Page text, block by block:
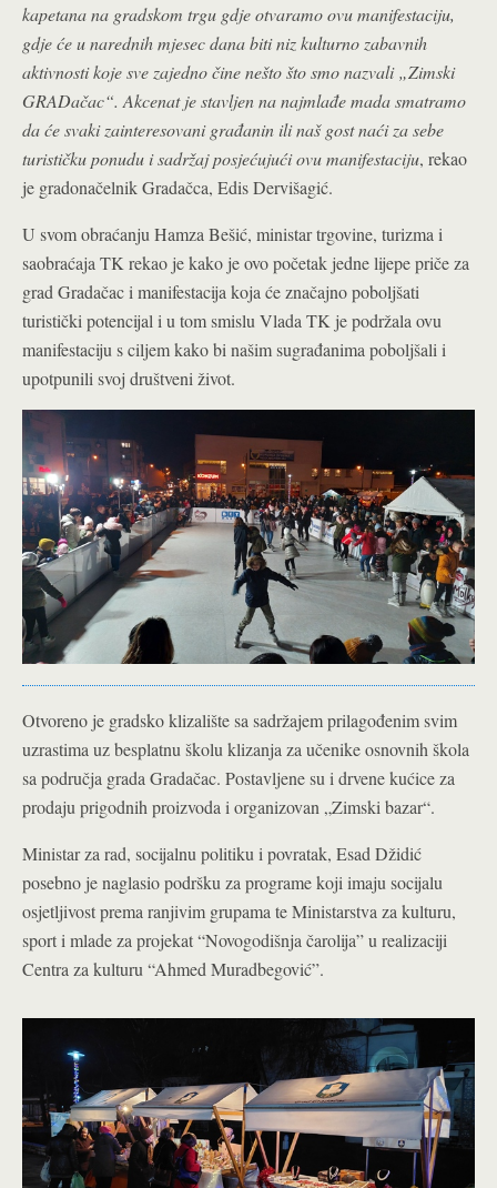
kapetana na gradskom trgu gdje otvaramo ovu manifestaciju,
gdje će u narednih mjesec dana biti niz kulturno zabavnih
aktivnosti koje sve zajedno čine nešto što smo nazvali „Zimski
GRADačac“. Akcenat je stavljen na najmlađe mada smatramo
da će svaki zainteresovani građanin ili naš gost naći za sebe
turističku ponudu i sadržaj posjećujući ovu manifestaciju, rekao
je gradonačelnik Gradačca, Edis Dervišagić.
U svom obraćanju Hamza Bešić, ministar trgovine, turizma i
saobraćaja TK rekao je kako je ovo početak jedne lijepe priče za
grad Gradačac i manifestacija koja će značajno poboljšati
turistički potencijal i u tom smislu Vlada TK je podržala ovu
manifestaciju s ciljem kako bi našim sugrađanima poboljšali i
upotpunili svoj društveni život.
Otvoreno je gradsko klizalište sa sadržajem prilagođenim svim
uzrastima uz besplatnu školu klizanja za učenike osnovnih škola
sa područja grada Gradačac. Postavljene su i drvene kućice za
prodaju prigodnih proizvoda i organizovan „Zimski bazar“.
Ministar za rad, socijalnu politiku i povratak, Esad Džidić
posebno je naglasio podršku za programe koji imaju socijalu
osjetljivost prema ranjivim grupama te Ministarstva za kulturu,
sport i mlade za projekat “Novogodišnja čarolija” u realizaciji
Centra za kulturu “Ahmed Muradbegović”.